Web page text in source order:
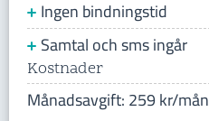
Ingen bindningstid
Samtal och sms ingår
Kostnader
Månadsavgift: 259 kr/mån